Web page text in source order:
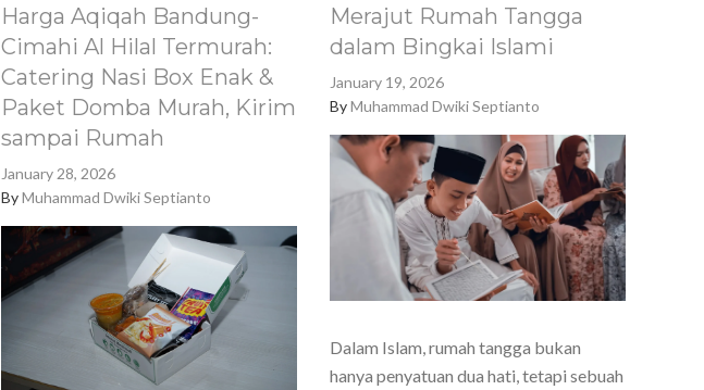
Harga Aqiqah Bandung-
Cimahi Al Hilal Termurah:
Catering Nasi Box Enak &
Paket Domba Murah, Kirim
sampai Rumah
January 28, 2026
ByMuhammad Dwiki Septianto
Merajut Rumah Tangga
dalam Bingkai Islami
January 19, 2026
ByMuhammad Dwiki Septianto
Dalam Islam, rumah tangga bukan
hanya penyatuan dua hati, tetapi sebuah